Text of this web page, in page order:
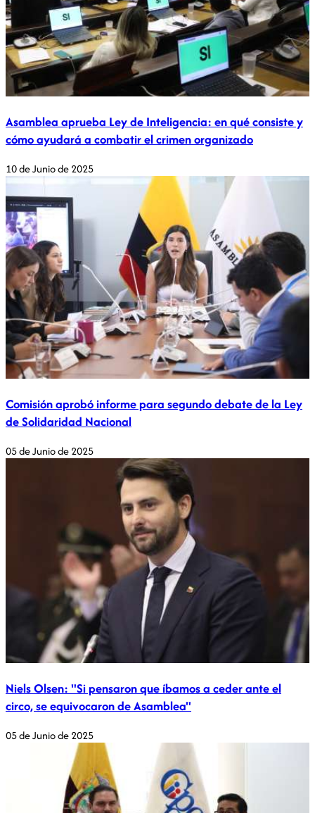
Asamblea aprueba Ley de Inteligencia: en qué consiste y
cómo ayudará a combatir el crimen organizado
10 de Junio de 2025
Comisión aprobó informe para segundo debate de la Ley
de Solidaridad Nacional
05 de Junio de 2025
Niels Olsen: "Si pensaron que íbamos a ceder ante el
circo, se equivocaron de Asamblea"
05 de Junio de 2025